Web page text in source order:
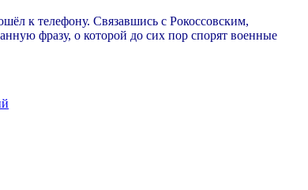
к телефону. Связавшись с Рокоссовским,
фразу, о которой до сих пор спорят военные